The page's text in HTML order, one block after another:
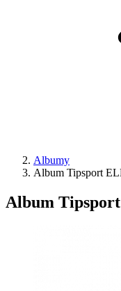
Albumy
Album Tipsport
Album